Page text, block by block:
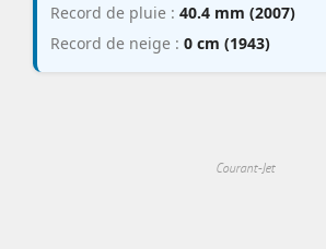
Record de pluie : 40.4 mm (2007)
Record de neige : 0 cm (1943)
Courant-Jet